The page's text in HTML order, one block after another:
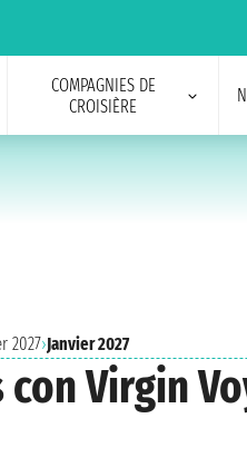
COMPAGNIES DE
CROISIÈRE
2027›Janvier 2027
Virgin